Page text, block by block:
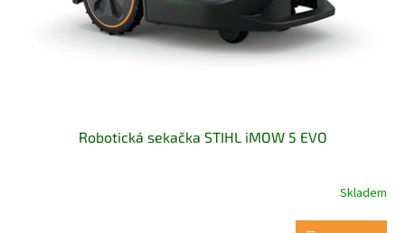
Robotická sekačka STIHL iMOW 5 EVO
Skladem